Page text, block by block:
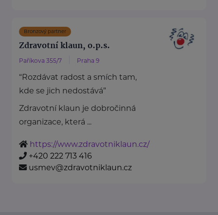
Bronzový partner
Zdravotní klaun, o.p.s.
Paříkova 355/7 Praha 9
“Rozdávat radost a smích tam,
kde se jich nedostává”
Zdravotní klaun je dobročinná
organizace, která ...
https://www.zdravotniklaun.cz/
+420 222 713 416
usmev@zdravotniklaun.cz